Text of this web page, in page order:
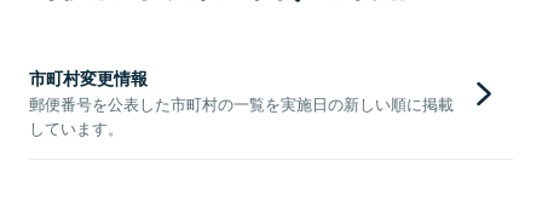
市町村変更情報
郵便番号を公表した市町村の一覧を実施日の新しい順に掲載
しています。